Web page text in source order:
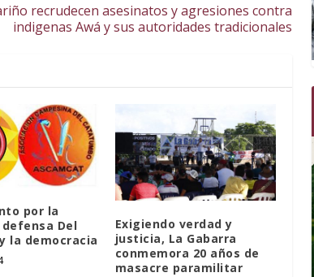
recrudecen asesinatos y agresiones contra
indigenas Awá y sus autoridades tradicionales
por la
Del
la democracia
Exigiendo verdad y
justicia, La Gabarra
conmemora 20 años de
masacre paramilitar